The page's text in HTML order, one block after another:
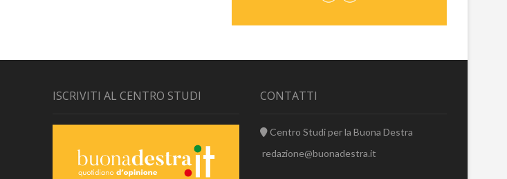
ISCRIVITI AL CENTRO STUDI CONTATTI
Centro Studi per la Buona Destra
redazione@buonadestra.it